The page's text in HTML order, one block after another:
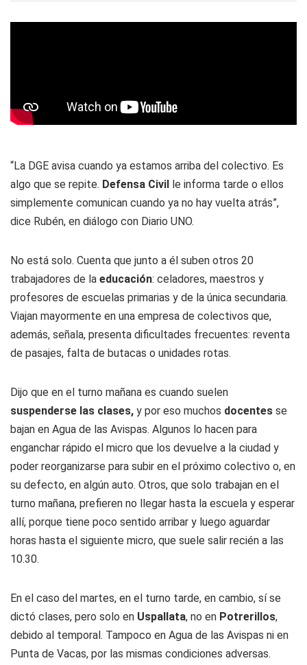
“La DGE avisa cuando ya estamos arriba del colectivo. Es
algo que se repite. Defensa Civil le informa tarde o ellos
simplemente comunican cuando ya no hay vuelta atrás”,
dice Rubén, en diálogo con Diario UNO.
No está solo. Cuenta que junto a él suben otros 20
trabajadores de la educación: celadores, maestros y
profesores de escuelas primarias y de la única secundaria.
Viajan mayormente en una empresa de colectivos que,
además, señala, presenta dificultades frecuentes: reventa
de pasajes, falta de butacas o unidades rotas.
Dijo que en el turno mañana es cuando suelen
suspenderse las clases, y por eso muchos docentes se
bajan en Agua de las Avispas. Algunos lo hacen para
enganchar rápido el micro que los devuelve a la ciudad y
poder reorganizarse para subir en el próximo colectivo o, en
su defecto, en algún auto. Otros, que solo trabajan en el
turno mañana, prefieren no llegar hasta la escuela y esperar
allí, porque tiene poco sentido arribar y luego aguardar
horas hasta el siguiente micro, que suele salir recién a las
10.30.
En el caso del martes, en el turno tarde, en cambio, sí se
dictó clases, pero solo en Uspallata, no en Potrerillos,
debido al temporal. Tampoco en Agua de las Avispas ni en
Punta de Vacas, por las mismas condiciones adversas.